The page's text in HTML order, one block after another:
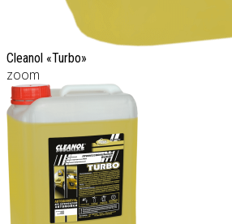
Cleanol «Turbo»
zoom